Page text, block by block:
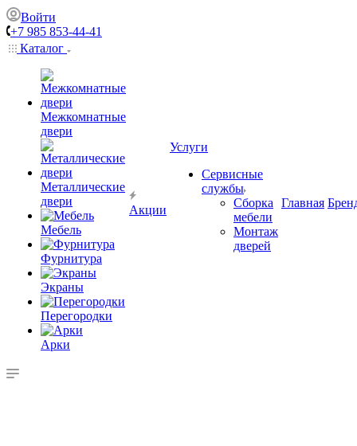
Войти
+7 985 853-44-41
Каталог
Межкомнатные
двери
Металлические
двери
Мебель
Фурнитура
Экраны
Перегородки
Арки
Акции
Услуги
Сервисные
службы
Сборка
мебели
Монтаж
дверей
Главная